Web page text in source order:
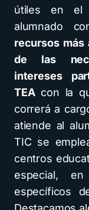
útiles en el
alumnado
recursos más
de las
intereses
TEAcon la
correrá a
atiende al
TIC se
centros
especial,
específicos